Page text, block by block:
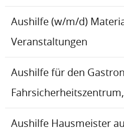
Aushilfe (w/m/d)
Veranstaltungen
Aushilfe für den
Aushilfe Hausmeister